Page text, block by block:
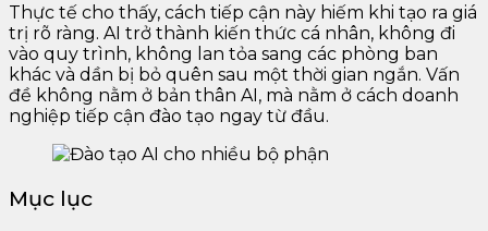
Thực tế cho thấy, cách tiếp cận này hiếm khi tạo ra giá
trị rõ ràng. AI trở thành kiến thức cá nhân, không đi
vào quy trình, không lan tỏa sang các phòng ban
khác và dần bị bỏ quên sau một thời gian ngắn. Vấn
đề không nằm ở bản thân AI, mà nằm ở cách doanh
nghiệp tiếp cận đào tạo ngay từ đầu.
Mục lục